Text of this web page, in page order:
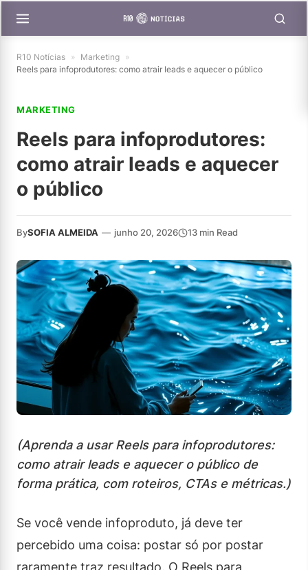
R10 Notícias » Marketing »
Reels para infoprodutores: como atrair leads e aquecer o público
MARKETING
Reels para infoprodutores:
como atrair leads e aquecer
o público
BySOFIA ALMEIDA — junho 20, 2026 13 min Read
(Aprenda a usar Reels para infoprodutores:
como atrair leads e aquecer o público de
forma prática, com roteiros, CTAs e métricas.)
Se você vende infoproduto, já deve ter
percebido uma coisa: postar só por postar
raramente traz resultado. O Reels para